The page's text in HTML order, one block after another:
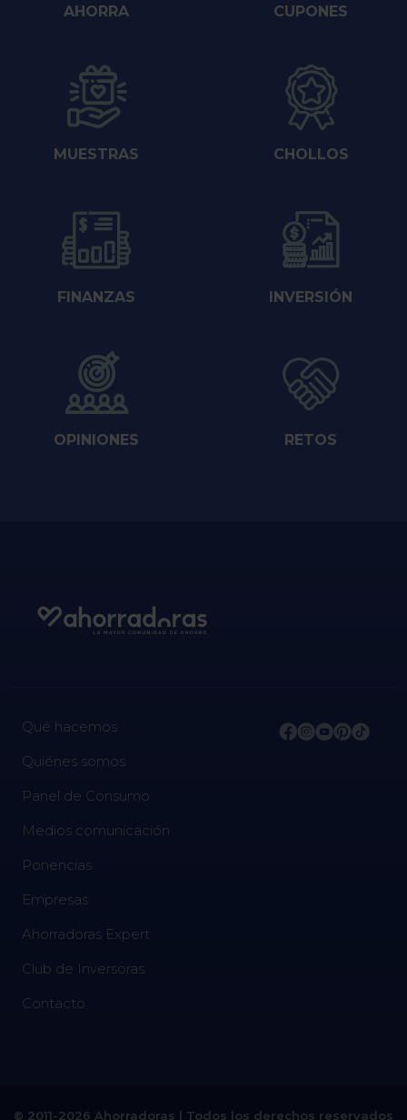
AHORRA CUPONES
MUESTRAS CHOLLOS
FINANZAS INVERSIÓN
OPINIONES RETOS
Qué hacemos
Quiénes somos
Panel de Consumo
Medios comunicación
Ponencias
Empresas
Ahorradoras Expert
Club de Inversoras
Contacto
© 2011-2026 Ahorradoras | Todos los derechos reservados